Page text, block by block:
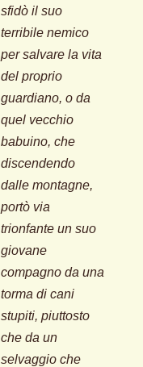
sfidò il suo
terribile nemico
per salvare la vita
del proprio
guardiano, o da
quel vecchio
babuino, che
discendendo
dalle montagne,
portò via
trionfante un suo
giovane
compagno da una
torma di cani
stupiti, piuttosto
che da un
selvaggio che